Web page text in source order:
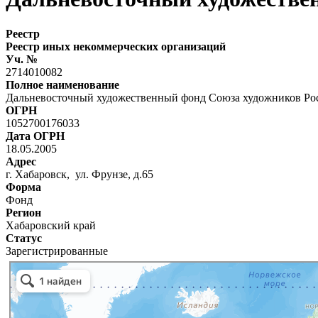
Реестр
Реестр иных некоммерческих организаций
Уч. №
2714010082
Полное наименование
Дальневосточный художественный фонд Союза художников
ОГРН
1052700176033
Дата ОГРН
18.05.2005
Адрес
г. Хабаровск, ул. Фрунзе, д.65
Форма
Фонд
Регион
Хабаровский край
Статус
Зарегистрированные